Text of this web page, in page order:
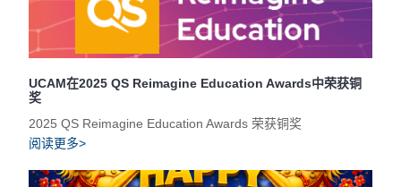
UCAM在2025 QS Reimagine Education Awards中荣获铜
奖
2025 QS Reimagine Education Awards 荣获铜奖
阅读更多>